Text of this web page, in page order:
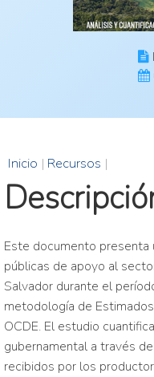
Inicio | Recursos |
Este documento presenta
públicas de apoyo al
Salvador durante el
metodología de
OCDE. El estudio
gubernamental a través
recibidos por los